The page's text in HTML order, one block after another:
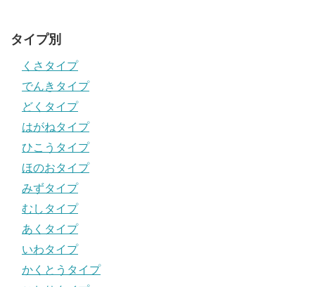
タイプ別
くさタイプ
でんきタイプ
どくタイプ
はがねタイプ
ひこうタイプ
ほのおタイプ
みずタイプ
むしタイプ
あくタイプ
いわタイプ
かくとうタイプ